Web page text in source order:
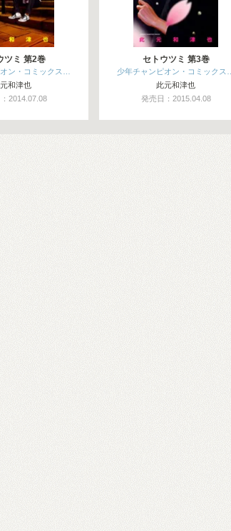
ツミ 第2巻
ン・コミックス…
和津也
2014.07.08
セトウツミ 第3巻
少年チャンピオン・コミックス…
此元和津也
発売日：2015.04.08